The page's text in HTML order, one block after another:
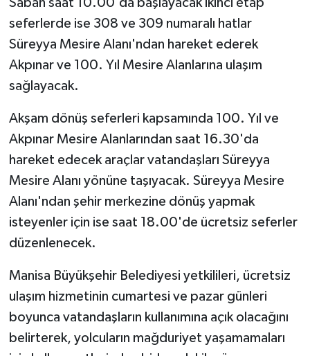
Sabah saat 10.00'da başlayacak ikinci etap
seferlerde ise 308 ve 309 numaralı hatlar
Süreyya Mesire Alanı'ndan hareket ederek
Akpınar ve 100. Yıl Mesire Alanlarına ulaşım
sağlayacak.
Akşam dönüş seferleri kapsamında 100. Yıl ve
Akpınar Mesire Alanlarından saat 16.30'da
hareket edecek araçlar vatandaşları Süreyya
Mesire Alanı yönüne taşıyacak. Süreyya Mesire
Alanı'ndan şehir merkezine dönüş yapmak
isteyenler için ise saat 18.00'de ücretsiz seferler
düzenlenecek.
Manisa Büyükşehir Belediyesi yetkilileri, ücretsiz
ulaşım hizmetinin cumartesi ve pazar günleri
boyunca vatandaşların kullanımına açık olacağını
belirterek, yolcuların mağduriyet yaşamamaları